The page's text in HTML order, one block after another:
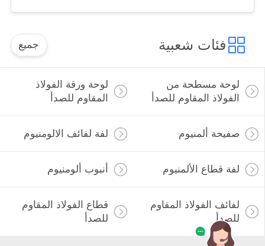
فئات شعبية جميع
لوحة مسطحة من
الفولاذ المقاوم للصدأ
لوحة ورقة الفولاذ
المقاوم للصدأ
صفيحة ألمنيوم لفة لفائف الالومنيوم
لفة قطاع الألمنيوم أنبوب ألومنيوم
لفائف الفولاذ المقاوم
للصدأ
قطاع الفولاذ المقاوم
للصدأ